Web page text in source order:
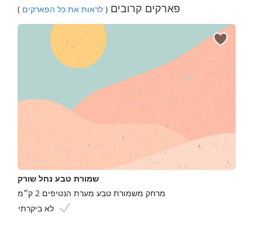
פארקים קרובים ( לראות את כל הפארקים )
שמורת טבע נחל שורק
מרחק משמורת טבע מערת הנטיפים 2 ק״מ
לא ביקרתי